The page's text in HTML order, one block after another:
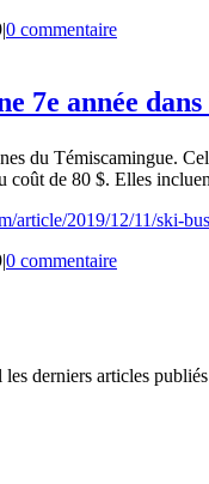
|0 commentaire
7e année
du Témiscamingue.
coût de 80 $. Elles
article/2019/12/11/ski-
|0 commentaire
derniers articles